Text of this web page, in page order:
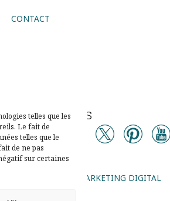
telles que les
Le fait de
telles que le
de ne pas
sur certaines
CONTACT
Suivez-nous
AGENCE MARKETING DIGITAL